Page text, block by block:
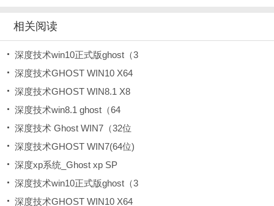
相关阅读
深度技术win10正式版ghost（3
深度技术GHOST WIN10 X64
深度技术GHOST WIN8.1 X8
深度技术win8.1 ghost（64
深度技术 Ghost WIN7（32位
深度技术GHOST WIN7(64位)
深度xp系统_Ghost xp SP
深度技术win10正式版ghost（3
深度技术GHOST WIN10 X64